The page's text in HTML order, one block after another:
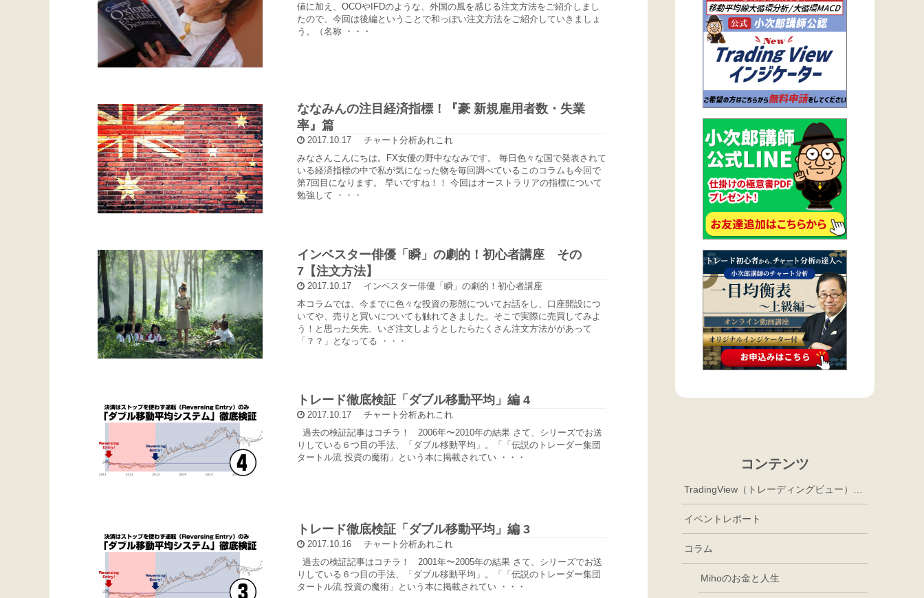
値に加え、OCOやIFDのような、外国の風を感じる注文方法をご紹介しまし
たので、今回は後編ということで和っぽい注文方法をご紹介していきましょ
う。（名称 ・・・
ななみんの注目経済指標！『豪 新規雇用者数・失業
率』篇
2017.10.17
チャート分析あれこれ
みなさんこんにちは。FX女優の野中ななみです。 毎日色々な国で発表されて
いる経済指標の中で私が気になった物を毎回調べているこのコラムも今回で
第7回目になります。 早いですね！！ 今回はオーストラリアの指標について
勉強して ・・・
インベスター俳優「瞬」の劇的！初心者講座 その
7【注文方法】
2017.10.17
インベスター俳優「瞬」の劇的！初心者講座
本コラムでは、今までに色々な投資の形態についてお話をし、口座開設につ
いてや、売りと買いについても触れてきました。そこで実際に売買してみよ
う！と思った矢先、いざ注文しようとしたらたくさん注文方法ががあって
「？？」となってる ・・・
トレード徹底検証「ダブル移動平均」編 4
2017.10.17
チャート分析あれこれ
過去の検証記事はコチラ！ 2006年〜2010年の結果 さて、シリーズでお送
りしている６つ目の手法、「ダブル移動平均」。「「伝説のトレーダー集団
タートル流 投資の魔術」という本に掲載されてい ・・・
トレード徹底検証「ダブル移動平均」編 3
2017.10.16
チャート分析あれこれ
過去の検証記事はコチラ！ 2001年〜2005年の結果 さて、シリーズでお送
りしている６つ目の手法、「ダブル移動平均」。「「伝説のトレーダー集団
タートル流 投資の魔術」という本に掲載されてい ・・・
コンテンツ
イベントレポート
コラム
Mihoのお金と人生